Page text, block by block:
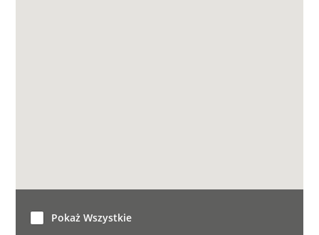
Pokaż Wszystkie